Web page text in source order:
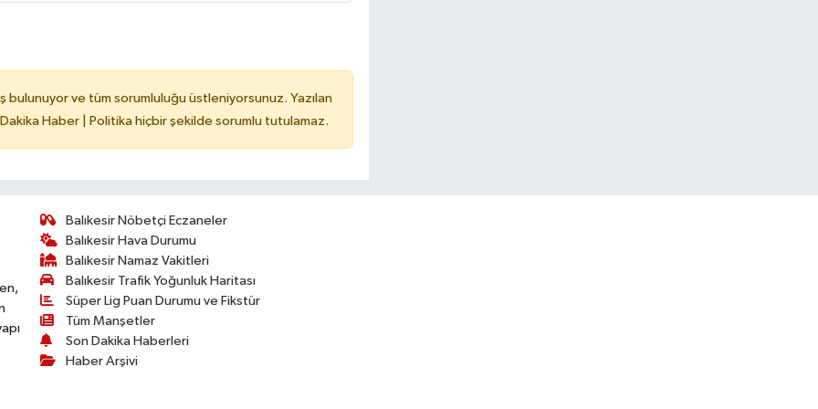
bulunuyor ve tüm sorumluluğu üstleniyorsunuz. Yazılan
Haber | Politika hiçbir şekilde sorumlu tutulamaz.
Balıkesir Nöbetçi Eczaneler
Balıkesir Hava Durumu
Balıkesir Namaz Vakitleri
Balıkesir Trafik Yoğunluk Haritası
Süper Lig Puan Durumu ve Fikstür
Tüm Manşetler
Son Dakika Haberleri
Haber Arşivi